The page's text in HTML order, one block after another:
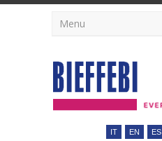
Menu
IT EN ES